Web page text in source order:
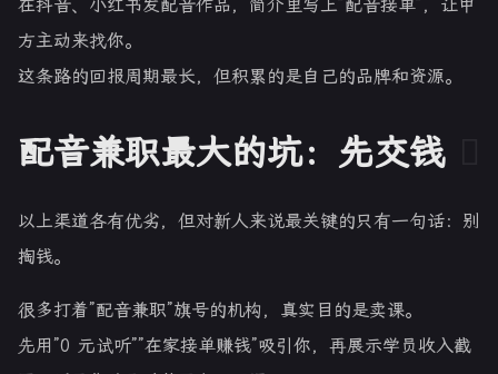
在抖音、小红书发配音作品，简介里写上”配音接单”，让甲
方主动来找你。
这条路的回报周期最长，但积累的是自己的品牌和资源。
配音兼职最大的坑：先交钱
以上渠道各有优劣，但对新人来说最关键的只有一句话：别
掏钱。
很多打着”配音兼职”旗号的机构，真实目的是卖课。
先用”0 元试听””在家接单赚钱”吸引你，再展示学员收入截